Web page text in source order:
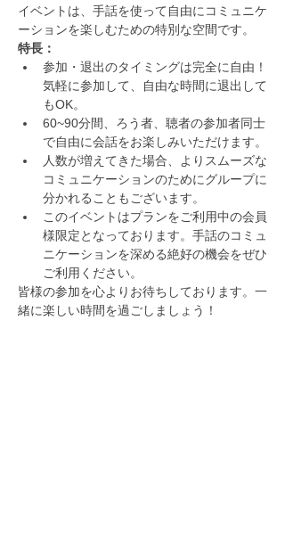
イベントは、手話を使って自由にコミュニケ
ーションを楽しむための特別な空間です。
特長：
参加・退出のタイミングは完全に自由！
気軽に参加して、自由な時間に退出して
もOK。
60~90分間、ろう者、聴者の参加者同士
で自由に会話をお楽しみいただけます。
人数が増えてきた場合、よりスムーズな
コミュニケーションのためにグループに
分かれることもございます。
このイベントはプランをご利用中の会員
様限定となっております。手話のコミュ
ニケーションを深める絶好の機会をぜひ
ご利用ください。
皆様の参加を心よりお待ちしております。一
緒に楽しい時間を過ごしましょう！